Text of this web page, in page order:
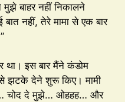
मुझे बाहर नहीं निकालने
बात नहीं, तेरे मामा से एक बार
था। इस बार मैंने कंडोम
झटके देने शुरू किए। मामी
चोद दे मुझे… ओहहह… और